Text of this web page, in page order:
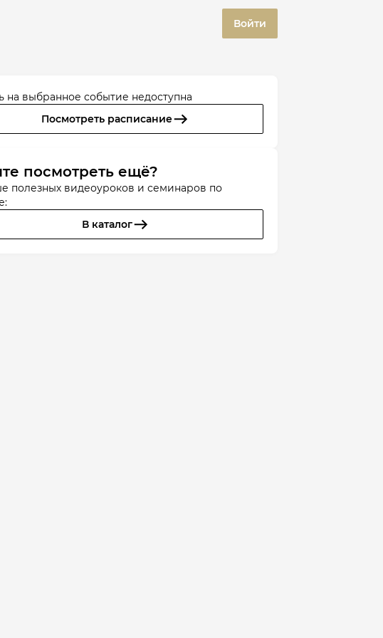
Войти
на выбранное событие недоступна
Посмотреть расписание
посмотреть ещё?
полезных видеоуроков и семинаров по
В каталог